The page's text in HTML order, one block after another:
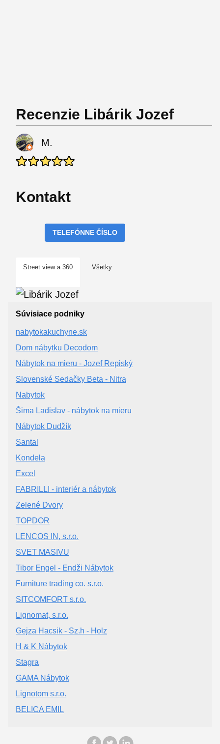
Recenzie Libárik Jozef
M.
Kontakt
TELEFÓNNE ČÍSLO
Street view a 360 Všetky
Súvisiace podniky
nabytokakuchyne.sk
Dom nábytku Decodom
Nábytok na mieru - Jozef Repiský
Slovenské Sedačky Beta - Nitra
Nabytok
Šima Ladislav - nábytok na mieru
Nábytok Dudžík
Santal
Kondela
Excel
FABRILLI - interiér a nábytok
Zelené Dvory
TOPDOR
LENCOS IN, s.r.o.
SVET MASIVU
Tibor Engel - Endži Nábytok
Furniture trading co. s.r.o.
SITCOMFORT s.r.o.
Lignomat, s.r.o.
Gejza Hacsik - Sz.h - Holz
H & K Nábytok
Stagra
GAMA Nábytok
Lignotom s.r.o.
BELICA EMIL